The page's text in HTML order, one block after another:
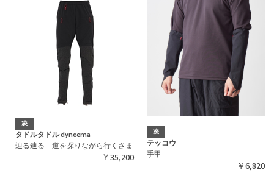
凌
タドルタドル dyneema
辿る辿る 道を探りながら行くさま
￥35,200
凌
テッコウ
手甲
￥6,820